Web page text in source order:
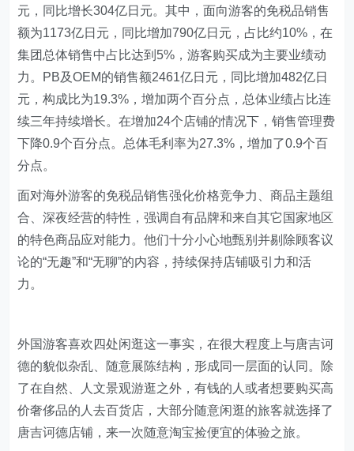
元，同比增长304亿日元。其中，面向游客的免税品销售
额为1173亿日元，同比增加790亿日元，占比约10%，在
集团总体销售中占比达到5%，游客购买成为主要业绩动
力。PB及OEM的销售额2461亿日元，同比增加482亿日
元，构成比为19.3%，增加两个百分点，总体业绩占比连
续三年持续增长。在增加24个店铺的情况下，销售管理费
下降0.9个百分点。总体毛利率为27.3%，增加了0.9个百
分点。
面对海外游客的免税品销售强化价格竞争力、商品主题组
合、深夜经营的特性，强调自有品牌和来自其它国家地区
的特色商品应对能力。他们十分小心地甄别并剔除顾客议
论的“无趣”和“无聊”的内容，持续保持店铺吸引力和活
力。
外国游客喜欢四处闲逛这一事实，在很大程度上与唐吉诃
德的貌似杂乱、随意展陈结构，形成同一层面的认同。除
了在自然、人文景观游逛之外，有钱的人或者想要购买高
价奢侈品的人去百货店，大部分随意闲逛的旅客就选择了
唐吉诃德店铺，来一次随意淘宝捡便宜的体验之旅。